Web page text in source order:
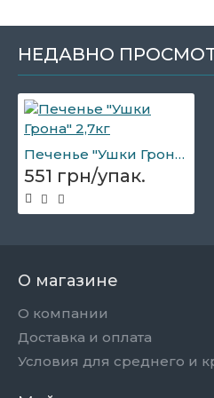
НЕДАВНО
Печенье "Ушки Грона" 2,7кг
551 грн/упак.
О магазине
О компании
Доставка и оплата
Условия для среднего и